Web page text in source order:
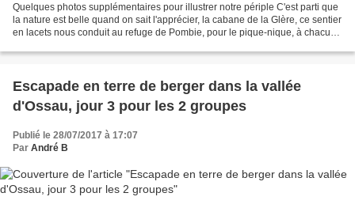
Quelques photos supplémentaires pour illustrer notre périple C'est parti que
la nature est belle quand on sait l'apprécier, la cabane de la Glère, ce sentier
en lacets nous conduit au refuge de Pombie, pour le pique-nique, à chacun
Escapade en terre de berger dans la vallée
d'Ossau, jour 3 pour les 2 groupes
Publié le 28/07/2017 à 17:07
Par André B